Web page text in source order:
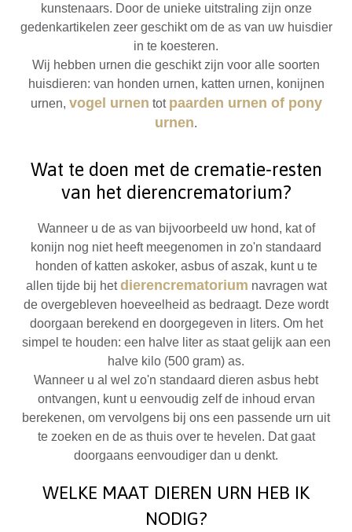
kunstenaars. Door de unieke uitstraling zijn onze
gedenkartikelen zeer geschikt om de as van uw huisdier
in te koesteren.
Wij hebben urnen die geschikt zijn voor alle soorten
huisdieren: van honden urnen, katten urnen, konijnen
urnen, vogel urnen tot paarden urnen of pony
urnen.
Wat te doen met de crematie-resten
van het dierencrematorium?
Wanneer u de as van bijvoorbeeld uw hond, kat of
konijn nog niet heeft meegenomen in zo'n standaard
honden of katten askoker, asbus of aszak, kunt u te
allen tijde bij hetdierencrematorium navragen wat
de overgebleven hoeveelheid as bedraagt. Deze wordt
doorgaan berekend en doorgegeven in liters. Om het
simpel te houden: een halve liter as staat gelijk aan een
halve kilo (500 gram) as.
Wanneer u al wel zo'n standaard dieren asbus hebt
ontvangen, kunt u eenvoudig zelf de inhoud ervan
berekenen, om vervolgens bij ons een passende urn uit
te zoeken en de as thuis over te hevelen. Dat gaat
doorgaans eenvoudiger dan u denkt.
WELKE MAAT DIEREN URN HEB IK
NODIG?